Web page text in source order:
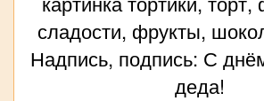
сладости, фрукты,
Надпись, подпись: С
деда!